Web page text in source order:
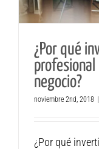
¿Por qué
negocio?
noviembre 2nd, 2018 |
¿Por qué